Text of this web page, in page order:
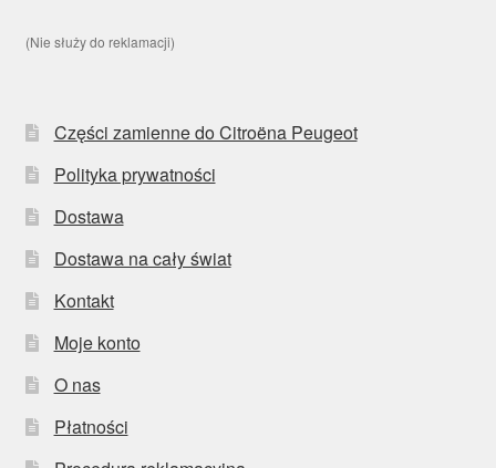
(Nie służy do reklamacji)
Części zamienne do Citroëna Peugeot
Polityka prywatności
Dostawa
Dostawa na cały świat
Kontakt
Moje konto
O nas
Płatności